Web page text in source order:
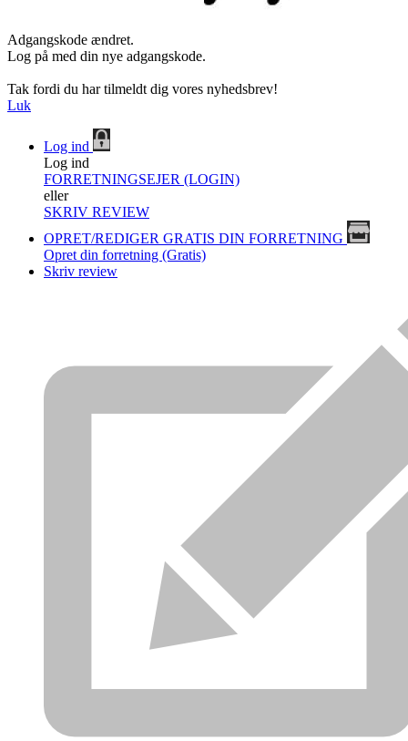
Adgangskode ændret.
Log på med din nye adgangskode.
Tak fordi du har tilmeldt dig vores nyhedsbrev!
Luk
Log ind
Log ind
FORRETNINGSEJER (LOGIN)
eller
SKRIV REVIEW
OPRET/REDIGER GRATIS DIN FORRETNING
Opret din forretning (Gratis)
Skriv review